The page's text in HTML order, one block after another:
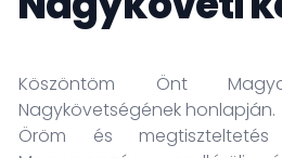
Köszöntöm Önt
Nagykövetségének honlapján.
Öröm és